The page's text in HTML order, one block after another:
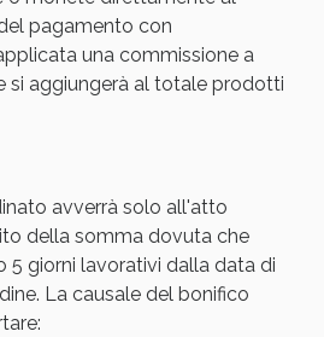
pagamento con
una commissione a
si aggiungerà al totale prodotti
avverrà solo all'atto
della somma dovuta che
5 giorni lavorativi dalla data di
La causale del bonifico
al 55% disponibile oggi!